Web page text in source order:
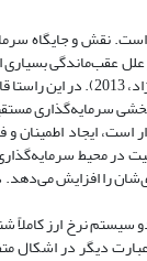
نقش و جایگاه
علل عقب‌ماندگی
خارجی نقش مهمی در رشد
سرمایه‌گذاری
ایجاد
محیط
را افزایش می‌دهد.
نرخ ارز کاملاً
دیگر در اشکال